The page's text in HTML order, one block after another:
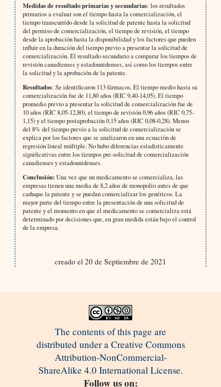
Medidas de resultado primarias y secundarias: los resultados
primarios a evaluar son el tiempo hasta la comercialización, el
tiempo transcurrido desde la solicitud de patente hasta la solicitud
del permiso de comercialización, el tiempo de revisión, el tiempo
desde la aprobación hasta la disponibilidad y los factores que pueden
influir en la duración del tiempo previo a presentar la solicitud de
comercialización. El resultado secundario a comparar los tiempos de
revisión canadienses y estadounidenses, así como los tiempos entre
la solicitud y la aprobación de la patente.
Resultados: Se identificaron 113 fármacos. El tiempo medio hasta su
comercialización fue de 11,80 años (RIC 9,40-14,05). El tiempo
promedio previo a presentar la solicitud de comercialización fue de
10 años (RIC 8,05-12,80), el tiempo de revisión 0,96 años (RIC 0,75-
1,15) y el tiempo postaprobación 0,15 años (RIC 0,08-0,28). Menos
del 8% del tiempo previo a la solicitud de comercialización se
explica por los factores que se analizaron en una ecuación de
regresión lineal múltiple. No hubo diferencias estadísticamente
significativas entre los tiempos pre-solicitud de comercialización
canadienses y estadounidenses.
Conclusión: Una vez que un medicamento se comercializa, las
empresas tienen una media de 8,2 años de monopolio antes de que
caduque la patente y se puedan comercializar los genéricos. La
mayor parte del tiempo entre la presentación de una solicitud de
patente y el momento en que el medicamento se comercializa está
determinado por decisiones que, en gran medida están bajo el control
de la empresa.
creado el 20 de Septiembre de 2021
The contents of this page are
distributed under a Creative Commons
Attribution-NonCommercial-
ShareAlike 4.0 International License.
Follow us on: